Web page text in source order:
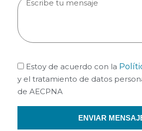
Estoy de acuerdo con la
y el tratamiento de datos
de AECPNA
ENVIAR